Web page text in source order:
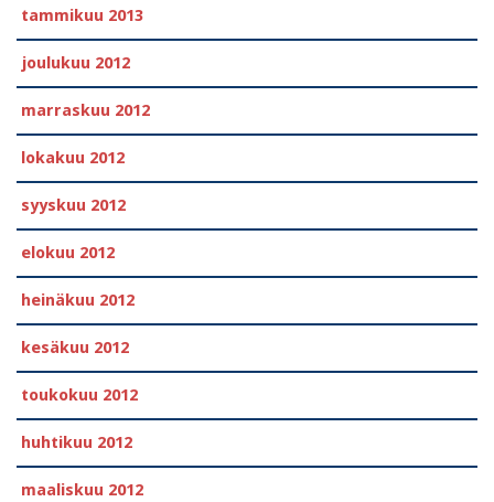
tammikuu 2013
joulukuu 2012
marraskuu 2012
lokakuu 2012
syyskuu 2012
elokuu 2012
heinäkuu 2012
kesäkuu 2012
toukokuu 2012
huhtikuu 2012
maaliskuu 2012